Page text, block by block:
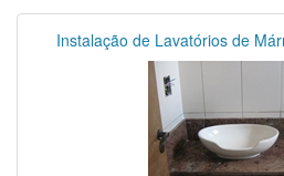
Instalação de Lavatórios de